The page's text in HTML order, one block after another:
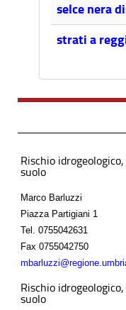
selce nera
strati a
Rischio
suolo
Marco Barluzzi
Piazza Partigiani 1
Tel. 0755042631
Fax 0755042750
Rischio
suolo